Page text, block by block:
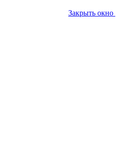
Закрыть окно